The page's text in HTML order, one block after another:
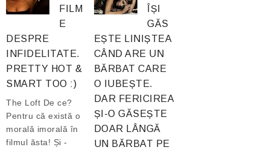
FILM
E
DESPRE
INFIDELITATE.
PRETTY HOT &
SMART TOO :)
The Loft De ce?
Pentru că există o
morală imorală în
filmul ăsta! Și -
ÎȘI
GĂS
EȘTE LINIȘTEA
CÂND ARE UN
BĂRBAT CARE
O IUBEȘTE.
DAR FERICIREA
ȘI-O GĂSEȘTE
DOAR LÂNGĂ
UN BĂRBAT PE